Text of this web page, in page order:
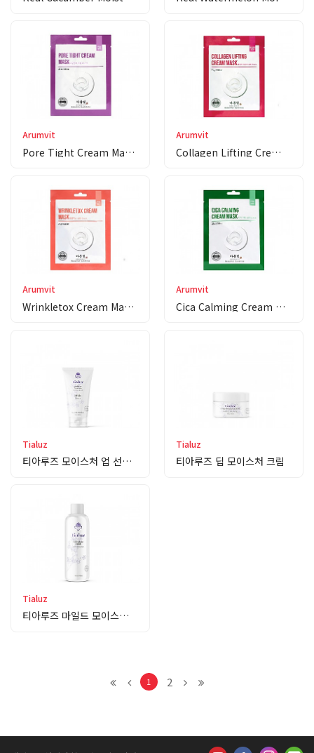
Arumvit
Pore Tight Cream Mas…
Arumvit
Collagen Lifting Cre…
Arumvit
Wrinkletox Cream Mas…
Arumvit
Cica Calming Cream M…
Tialuz
티아루즈 모이스처 업 선스크린
Tialuz
티아루즈 딥 모이스처 크림
Tialuz
티아루즈 마일드 모이스처 로션
1 2